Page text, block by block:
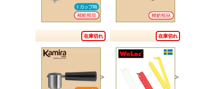
在庫切れ 在庫切れ